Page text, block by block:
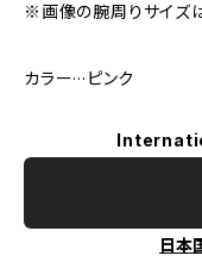
※画像の腕周りサイズ
カラー···ピンク
日本